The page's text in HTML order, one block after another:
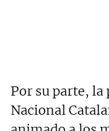
Por su parte, la
Nacional